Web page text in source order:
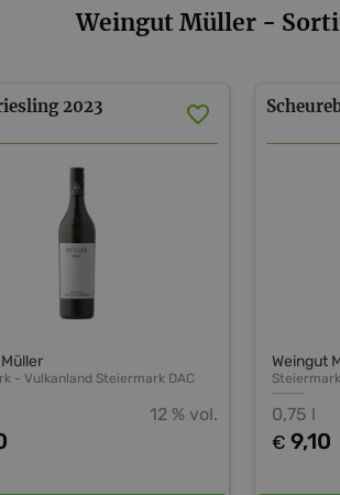
Weingut Müller -
2023
- Vulkanland Steiermark DAC
12 % vol.
Weingut
Steiermark
0,75 l
€ 9,10